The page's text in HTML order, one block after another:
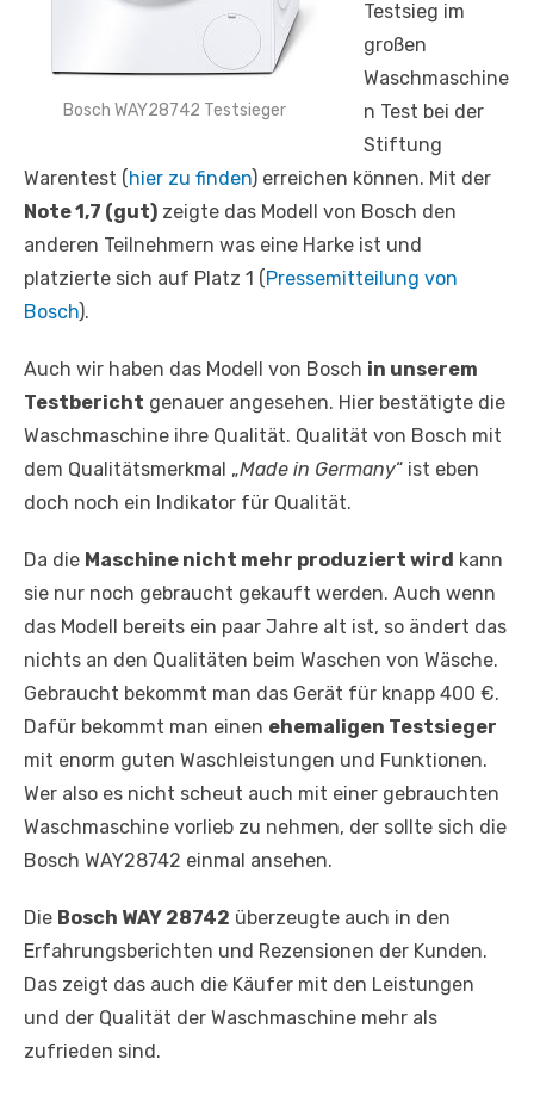
Bosch WAY28742 Testsieger
Testsieg im
großen
Waschmaschine
n Test bei der
Stiftung
Warentest (hier zu finden) erreichen können. Mit der
Note 1,7 (gut) zeigte das Modell von Bosch den
anderen Teilnehmern was eine Harke ist und
platzierte sich auf Platz 1 (Pressemitteilung von
Bosch).
Auch wir haben das Modell von Bosch in unserem
Testbericht genauer angesehen. Hier bestätigte die
Waschmaschine ihre Qualität. Qualität von Bosch mit
dem Qualitätsmerkmal „Made in Germany“ ist eben
doch noch ein Indikator für Qualität.
Da die Maschine nicht mehr produziert wird kann
sie nur noch gebraucht gekauft werden. Auch wenn
das Modell bereits ein paar Jahre alt ist, so ändert das
nichts an den Qualitäten beim Waschen von Wäsche.
Gebraucht bekommt man das Gerät für knapp 400 €.
Dafür bekommt man einen ehemaligen Testsieger
mit enorm guten Waschleistungen und Funktionen.
Wer also es nicht scheut auch mit einer gebrauchten
Waschmaschine vorlieb zu nehmen, der sollte sich die
Bosch WAY28742 einmal ansehen.
Die Bosch WAY 28742 überzeugte auch in den
Erfahrungsberichten und Rezensionen der Kunden.
Das zeigt das auch die Käufer mit den Leistungen
und der Qualität der Waschmaschine mehr als
zufrieden sind.